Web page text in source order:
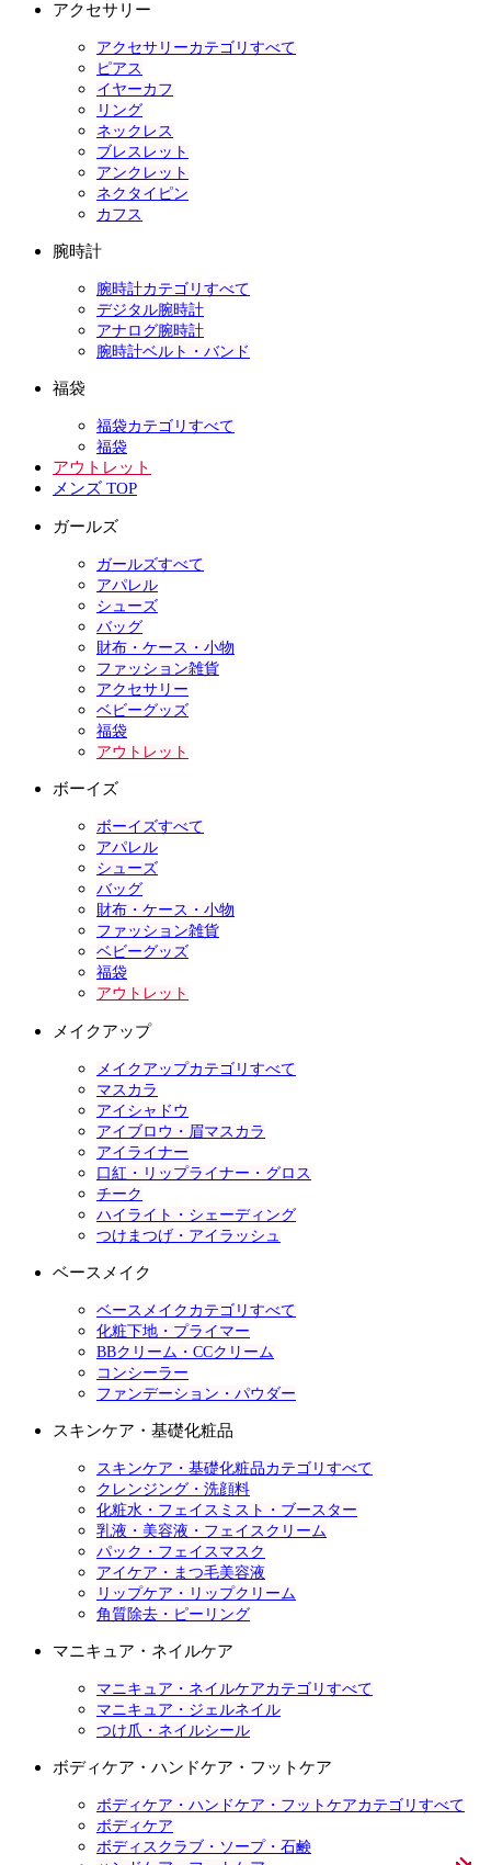
アクセサリー
アクセサリーカテゴリすべて
ピアス
イヤーカフ
リング
ネックレス
ブレスレット
アンクレット
ネクタイピン
カフス
腕時計
腕時計カテゴリすべて
デジタル腕時計
アナログ腕時計
腕時計ベルト・バンド
福袋
福袋カテゴリすべて
福袋
アウトレット
メンズ TOP
ガールズ
ガールズすべて
アパレル
シューズ
バッグ
財布・ケース・小物
ファッション雑貨
アクセサリー
ベビーグッズ
福袋
アウトレット
ボーイズ
ボーイズすべて
アパレル
シューズ
バッグ
財布・ケース・小物
ファッション雑貨
ベビーグッズ
福袋
アウトレット
メイクアップ
メイクアップカテゴリすべて
マスカラ
アイシャドウ
アイブロウ・眉マスカラ
アイライナー
口紅・リップライナー・グロス
チーク
ハイライト・シェーディング
つけまつげ・アイラッシュ
ベースメイク
ベースメイクカテゴリすべて
化粧下地・プライマー
BBクリーム・CCクリーム
コンシーラー
ファンデーション・パウダー
スキンケア・基礎化粧品
スキンケア・基礎化粧品カテゴリすべて
クレンジング・洗顔料
化粧水・フェイスミスト・ブースター
乳液・美容液・フェイスクリーム
パック・フェイスマスク
アイケア・まつ毛美容液
リップケア・リップクリーム
角質除去・ピーリング
マニキュア・ネイルケア
マニキュア・ネイルケアカテゴリすべて
マニキュア・ジェルネイル
つけ爪・ネイルシール
ボディケア・ハンドケア・フットケア
ボディケア・ハンドケア・フットケアカテゴリすべて
ボディケア
ボディスクラブ・ソープ・石鹸